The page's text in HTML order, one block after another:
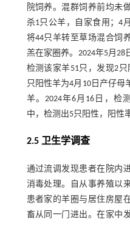
院饲养。混群饲养前均未
杀1只公羊，自家食用；4
将44只羊转至草场混合饲
羔在家圈养。2024年5月
检测该家羊51只，发现2
只阳性羊为4月10日产仔母
羊。2024年6月16日，检
中，检测出5只阳性，阳性
2.5 卫生学调查
通过流调发现患者在院内
消毒处理。自从事养殖以
患者家的羊圈与居住房屋
畜从同一门进出。在家中